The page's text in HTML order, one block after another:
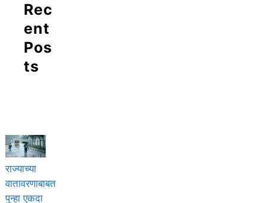
Rec
ent
Pos
ts
राज्याच्या
वातावरणाबाबत
पुन्हा एकदा